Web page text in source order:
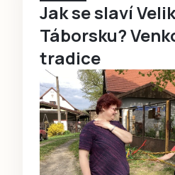
Jak se slaví
Táborsku?
tradice